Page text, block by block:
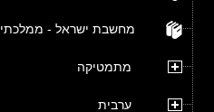
מחשבת ישראל - ממלכתי
מתמטיקה
ערבית